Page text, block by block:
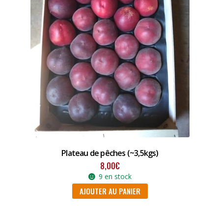
Plateau de pêches (~3,5kgs)
8,00€
9 en stock
AJOUTER AU PANIER